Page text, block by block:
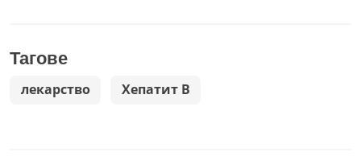
Тагове
лекарство Хепатит B